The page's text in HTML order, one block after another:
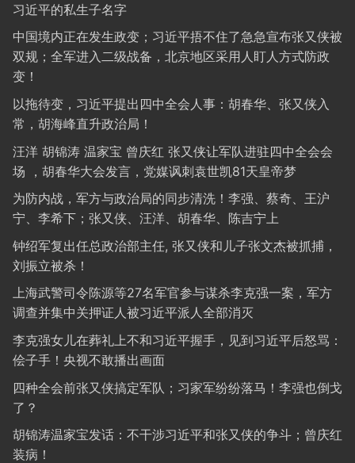
习近平的私生子名字
中国境内正在发生政变；习近平捂不住了急急宣布张又侠被
双规；全军进入二级战备，北京地区采用人盯人方式防政
变！
以拖待变，习近平提出四中全会人事：胡春华、张又侠入
常，胡海峰直升政治局！
汪洋 胡锦涛 温家宝 曾庆红 张又侠让军队进驻四中全会会
场 ，胡春华大会发言，党媒讽刺袁世凯81天皇帝梦
为防内战，军方与政治局的同步清洗！李强、蔡奇、王沪
宁、李希下；张又侠、汪洋、胡春华、陈吉宁上
钟绍军复出任总政治部主任, 张又侠和儿子张文杰被抓捕，
刘振立被杀！
上海武警司令陈源等27名军官参与谋杀李克强一案，军方
调查并集中关押证人被习近平派人全部消灭
李克强女儿在葬礼上不和习近平握手，见到习近平后怒骂：
侩子手！央视不敢播出画面
四种全会前张又侠搞定军队；习家军纷纷落马！李强也倒戈
了？
胡锦涛温家宝发话：不干涉习近平和张又侠的争斗；曾庆红
装病！